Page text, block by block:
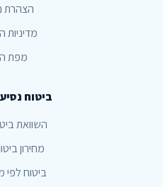
הצהרת
מדיניות
מפת
ביטוח
השוואת
מחירון
ביטוח לפי